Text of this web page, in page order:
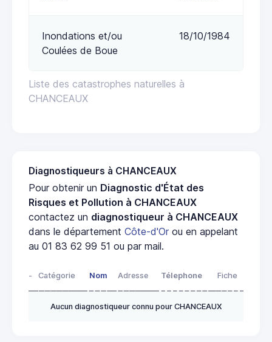
Liste des catastrophes naturelles à
CHANCEAUX
Inondations et/ou
Coulées de Boue
18/10/1984
Diagnostiqueurs à CHANCEAUX
Pour obtenir un Diagnostic d'État des
Risques et Pollution à CHANCEAUX
contactez un diagnostiqueur à CHANCEAUX
dans le département Côte-d'Or ou en appelant
au 01 83 62 99 51 ou par mail.
- Catégorie Nom Adresse Télephone Fiche
Aucun diagnostiqueur connu pour CHANCEAUX